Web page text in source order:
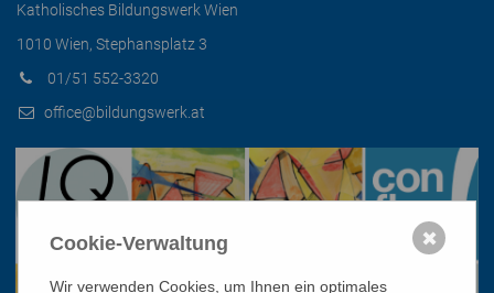
Katholisches Bildungswerk Wien
1010 Wien, Stephansplatz 3
01/51 552-3320
office@bildungswerk.at
Cookie-Verwaltung
Wir verwenden Cookies, um Ihnen ein optimales
✖